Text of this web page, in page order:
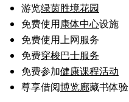
游览绿茵胜境花园
免费使用康体中心设施
免费使用上网服务
免费穿梭巴士服务
免费参加健康课程活动
尊享借阅博览廊藏书体验